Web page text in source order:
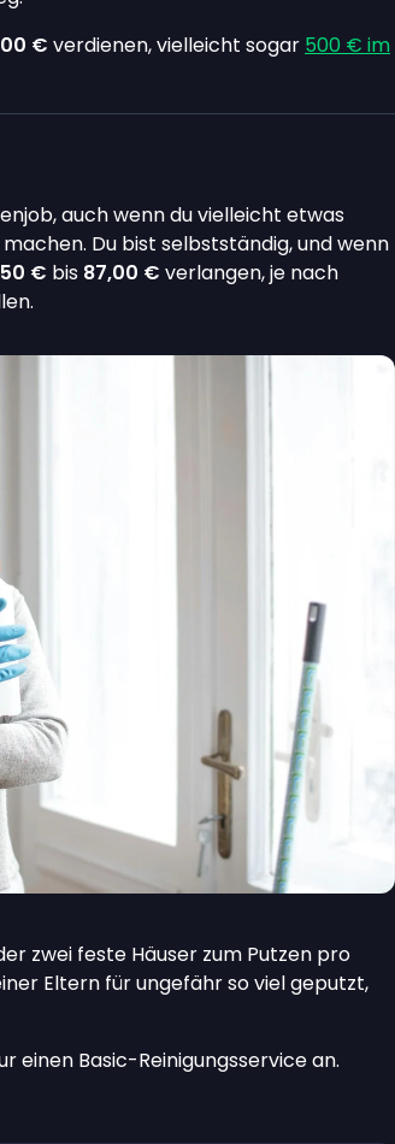
€ verdienen, vielleicht sogar 500 € im
auch wenn du vielleicht etwas
Du bist selbstständig, und wenn
€ bis 87,00 € verlangen, je nach
zwei feste Häuser zum Putzen pro
Eltern für ungefähr so viel geputzt,
einen Basic-Reinigungsservice an.